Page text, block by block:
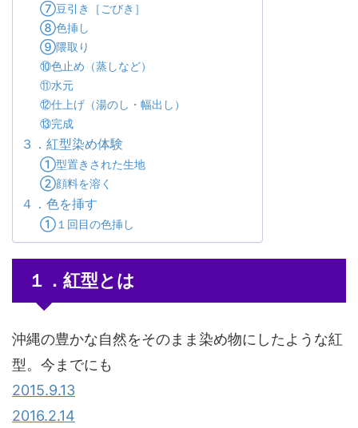
⑦豆引き［ごびき］
⑧色挿し
⑨隈取り
⑩色止め（蒸しなど）
⑪水元
⑫仕上げ（湯のし・幅出し）
⑬完成
３．紅型染め体験
①型置きされた生地
②顔料を溶く
４．色を挿す
①１回目の色挿し
１．紅型とは
沖縄の豊かな自然をそのまま染め物にしたような紅
型。今までにも
2015.9.13
2016.2.14